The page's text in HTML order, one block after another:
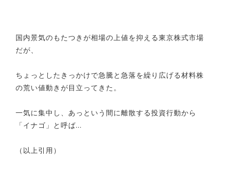
国内景気のもたつきが相場の上値を抑える東京株式市場
だが、
ちょっとしたきっかけで急騰と急落を繰り広げる材料株
の荒い値動きが目立ってきた。
一気に集中し、あっという間に離散する投資行動から
「イナゴ」と呼ば…
（以上引用）